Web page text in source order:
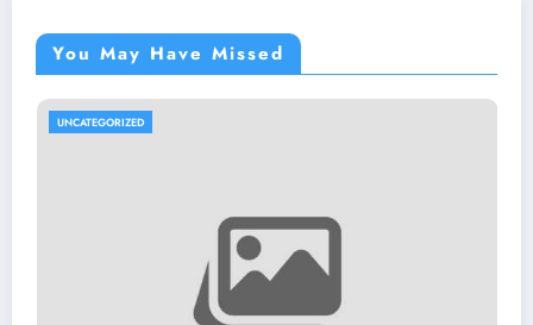
You May Have Missed